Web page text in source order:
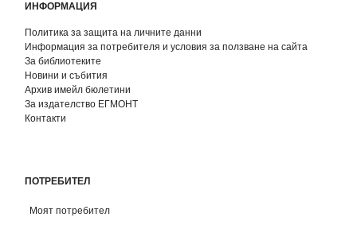
ИНФОРМАЦИЯ
Политика за защита на личните данни
Информация за потребителя и условия за ползване на сайта
За библиотеките
Новини и събития
Архив имейл бюлетини
За издателство ЕГМОНТ
Контакти
ПОТРЕБИТЕЛ
Моят потребител